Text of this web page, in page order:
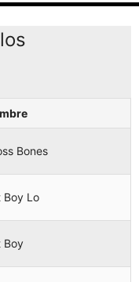
Bones
Boy Lo
Boy